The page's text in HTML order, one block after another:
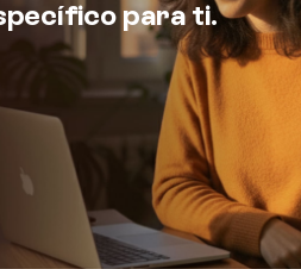
para ti.